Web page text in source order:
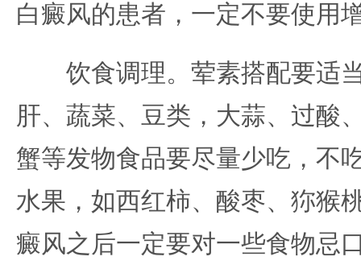
白癜风的患者，一定不要使用
饮食调理。荤素搭配要适
肝、蔬菜、豆类，大蒜、过酸
蟹等发物食品要尽量少吃，不
水果，如西红柿、酸枣、狝猴
癜风之后一定要对一些食物忌